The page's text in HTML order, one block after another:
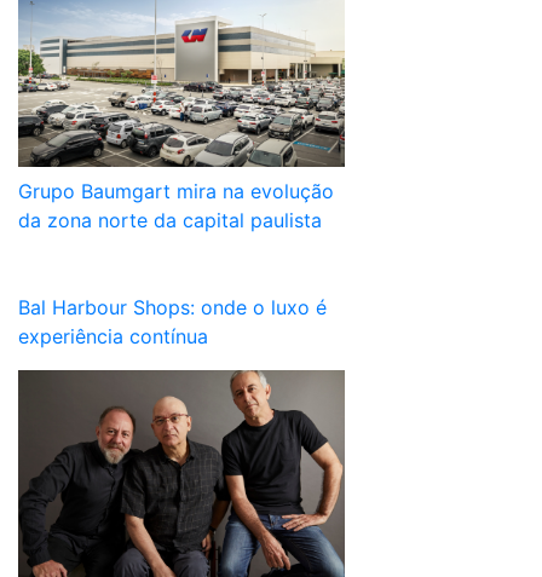
Grupo Baumgart mira na evolução
da zona norte da capital paulista
Bal Harbour Shops: onde o luxo é
experiência contínua